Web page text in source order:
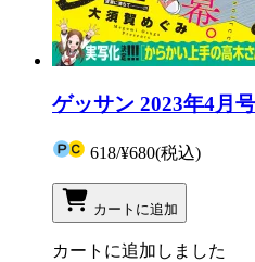
ゲッサン 2023年4月
618/¥680(税込)
カートに追加
カートに追加しました